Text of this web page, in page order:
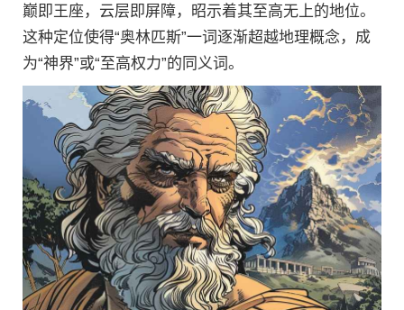
巅即王座，云层即屏障，昭示着其至高无上的地位。
这种定位使得“奥林匹斯”一词逐渐超越地理概念，成
为“神界”或“至高权力”的同义词。